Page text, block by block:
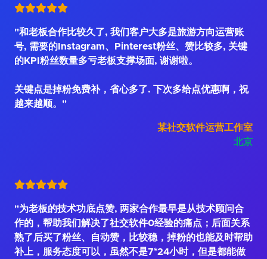
"和老板合作比较久了, 我们客户大多是旅游方向运营账
号, 需要的Instagram、Pinterest粉丝、赞比较多, 关键
的KPI粉丝数量多亏老板支撑场面, 谢谢啦。
关键点是掉粉免费补，省心多了. 下次多给点优惠啊，祝
越来越顺。"
某社交软件运营工作室
北京
"为老板的技术功底点赞, 两家合作最早是从技术顾问合
作的，帮助我们解决了社交软件0经验的痛点；后面关系
熟了后买了粉丝、自动赞，比较稳，掉粉的也能及时帮助
补上，服务态度可以，虽然不是7*24小时，但是都能做